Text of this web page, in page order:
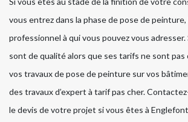
vous entrez dans la phase de pose de
professionnel à qui vous pouvez vous adresser.
sont de qualité alors que ses tarifs ne sont pas
vos travaux de pose de peinture sur vos
des travaux d’expert à tarif pas cher.
le devis de votre projet si vous êtes à